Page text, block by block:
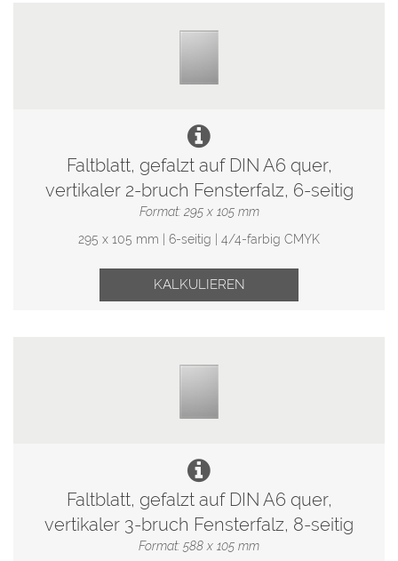
Faltblatt, gefalzt auf DIN A6 quer,
vertikaler 2-bruch Fensterfalz, 6-seitig
Format: 295 x 105 mm
295 x 105 mm | 6-seitig | 4/4-farbig CMYK
KALKULIEREN
Faltblatt, gefalzt auf DIN A6 quer,
vertikaler 3-bruch Fensterfalz, 8-seitig
Format: 588 x 105 mm